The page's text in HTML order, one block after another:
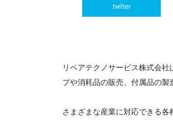
twitter
リペアテクノサービス株式会
プや消耗品の販売、付属品の製
さまざまな産業に対応できる